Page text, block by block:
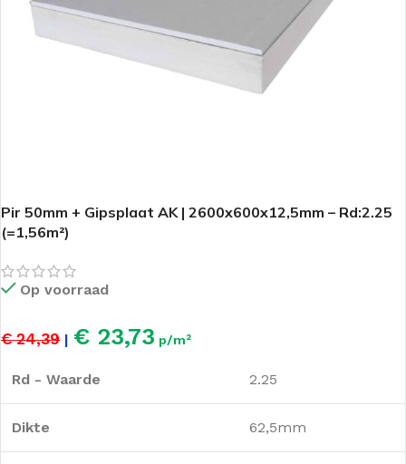
Pir 50mm + Gipsplaat AK | 2600x600x12,5mm – Rd:2.25
(=1,56m²)
Op voorraad
€ 24,39 | € 23,73 p/m²
Rd - Waarde 2.25
Dikte 62,5mm